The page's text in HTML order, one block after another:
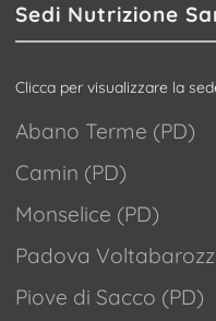
Sedi Nutrizione
Clicca per visualizzare la
Abano Terme (PD)
Camin (PD)
Monselice (PD)
Padova
Piove di Sacco (PD)